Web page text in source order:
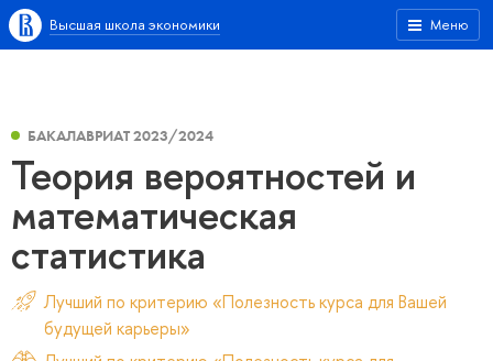
Меню
Высшая школа экономики
БАКАЛАВРИАТ 2023/2024
Теория вероятностей и
математическая
статистика
Лучший по критерию «Полезность курса для Вашей
будущей карьеры»